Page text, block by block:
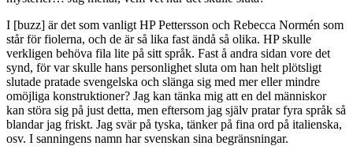
I [buzz] är det som vanligt HP Pettersson och Rebecca Normén som
står för fiolerna, och de är så lika fast ändå så olika. HP skulle
verkligen behöva fila lite på sitt språk. Fast å andra sidan vore det
synd, för var skulle hans personlighet sluta om han helt plötsligt
slutade pratade svengelska och slänga sig med mer eller mindre
omöjliga konstruktioner? Jag kan tänka mig att en del människor
kan störa sig på just detta, men eftersom jag själv pratar fyra språk så
blandar jag friskt. Jag svär på tyska, tänker på fina ord på italienska,
osv. I sanningens namn har svenskan sina begränsningar.